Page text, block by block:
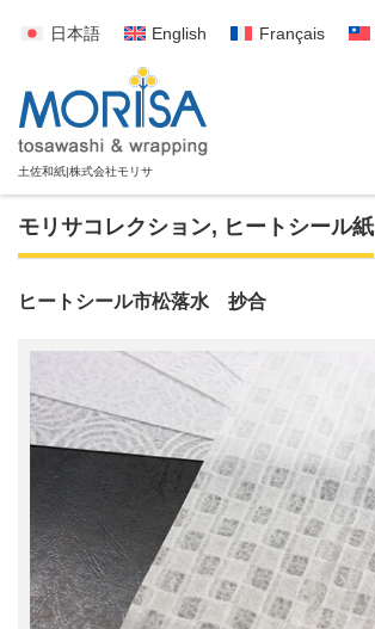
日本語 English Français
モリサコレクション, ヒートシール紙
ヒートシール市松落水 抄合